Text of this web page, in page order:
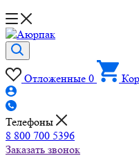
Отложенные 0
Телефоны
8 800 700 5396
Заказать звонок